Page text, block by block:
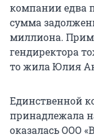
компании едва
сумма
миллиона.
гендиректора
то жила Юлия
Единственной
принадлежала
оказалась ООО